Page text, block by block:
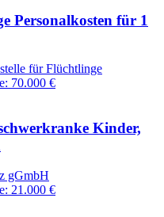
Personalkosten für 1
für Flüchtlinge
70.000 €
Kinder,
gGmbH
21.000 €